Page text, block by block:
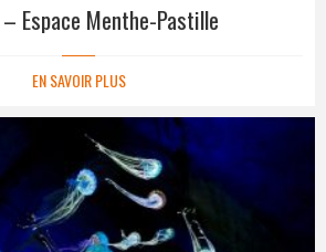
Espace Menthe-Pastille
EN SAVOIR PLUS